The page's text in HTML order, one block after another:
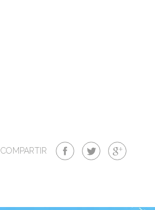
COMPARTIR